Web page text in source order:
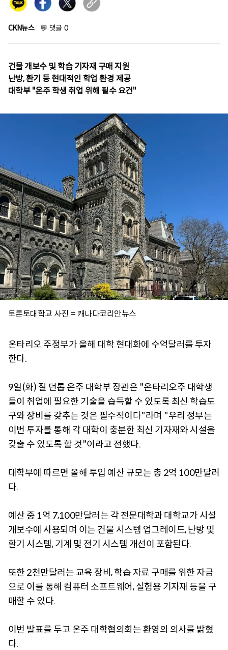
CKN뉴스 💬 댓글 0
건물 개보수 및 학습 기자재 구매 지원
난방, 환기 등 현대적인 학업 환경 제공
대학부 "온주 학생 취업 위해 필수 요건"
토론토대학교 사진 = 캐나다코리안뉴스
온타리오 주정부가 올해 대학 현대화에 수억달러를 투자
한다.
9일(화) 질 던롭 온주 대학부 장관은 "온타리오주 대학생
들이 취업에 필요한 기술을 습득할 수 있도록 최신 학습도
구와 장비를 갖추는 것은 필수적이다"라며 "우리 정부는
이번 투자를 통해 각 대학이 충분한 최신 기자재와 시설을
갖출 수 있도록 할 것"이라고 전했다.
대학부에 따르면 올해 투입 예산 규모는 총 2억 100만달러
다.
예산 중 1억 7,100만달러는 각 전문대학과 대학교가 시설
개보수에 사용되며 이는 건물 시스템 업그레이드, 난방 및
환기 시스템, 기계 및 전기 시스템 개선이 포함된다.
또한 2천만달러는 교육 장비, 학습 자료 구매를 위한 자금
으로 이를 통해 컴퓨터 소프트웨어, 실험용 기자재 등을 구
매할 수 있다.
이번 발표를 두고 온주 대학협의회는 환영의 의사를 밝혔
다.